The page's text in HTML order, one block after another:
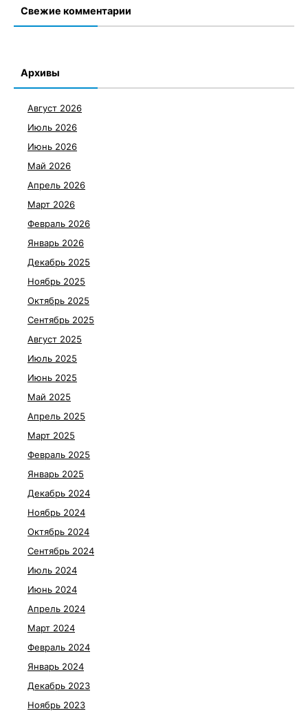
Свежие комментарии
Архивы
Август 2026
Июль 2026
Июнь 2026
Май 2026
Апрель 2026
Март 2026
Февраль 2026
Январь 2026
Декабрь 2025
Ноябрь 2025
Октябрь 2025
Сентябрь 2025
Август 2025
Июль 2025
Июнь 2025
Май 2025
Апрель 2025
Март 2025
Февраль 2025
Январь 2025
Декабрь 2024
Ноябрь 2024
Октябрь 2024
Сентябрь 2024
Июль 2024
Июнь 2024
Апрель 2024
Март 2024
Февраль 2024
Январь 2024
Декабрь 2023
Ноябрь 2023